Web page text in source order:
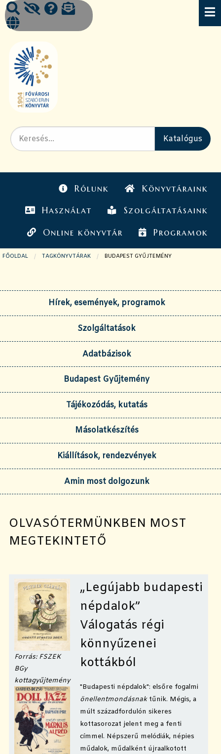
Rólunk Könyvtáraink
Használat Szolgáltatásaink
Online könyvtár Programok
FŐOLDAL TAGKÖNYVTÁRAK JELENLEGI OLDAL:
BUDAPEST GYŰJTEMÉNY
Hírek, események, programok
Szolgáltatások
Adatbázisok
Budapest Gyűjtemény
Tájékozódás, kutatás
Másolatkészítés
Kiállítások, rendezvények
Amin most dolgozunk
OLVASÓTERMÜNKBEN MOST
MEGTEKINTETŐ
Forrás: FSZEK
BGy
kottagyűjtemény
„Legújabb budapesti
népdalok”
Válogatás régi
könnyűzenei
kottákból
"Budapesti népdalok": elsőre fogalmi
önellentmondásnaktűnik. Mégis, a
múlt századfordulón sikeres
kottasorozat jelent meg a fenti
címmel. Népszerű melódiák, népies
műdalok, műdalként újraalkotott